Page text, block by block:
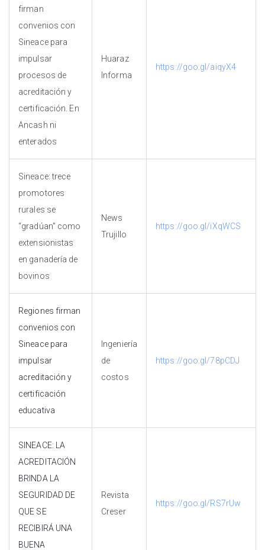
firman
convenios con
Sineace para
impulsar
procesos de
acreditación y
certificación. En
Ancash ni
enterados
Huaraz
Informa
https://goo.gl/aiqyX4
Sineace: trece
promotores
rurales se
“gradúan” como
extensionistas
en ganadería de
bovinos
News
Trujillo
https://goo.gl/iXqWCS
Regiones firman
convenios con
Sineace para
impulsar
acreditación y
certificación
educativa
Ingeniería
de
costos
https://goo.gl/78pCDJ
SINEACE: LA
ACREDITACIÓN
BRINDA LA
SEGURIDAD DE
QUE SE
RECIBIRÁ UNA
BUENA
Revista
Creser
https://goo.gl/RS7rUw